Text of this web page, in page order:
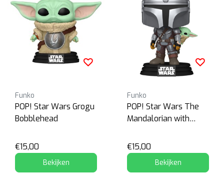
Funko
POP! Star Wars Grogu
Bobblehead
€15,00
Bekijken
Funko
POP! Star Wars The
Mandalorian with
€15,00
Bekijken